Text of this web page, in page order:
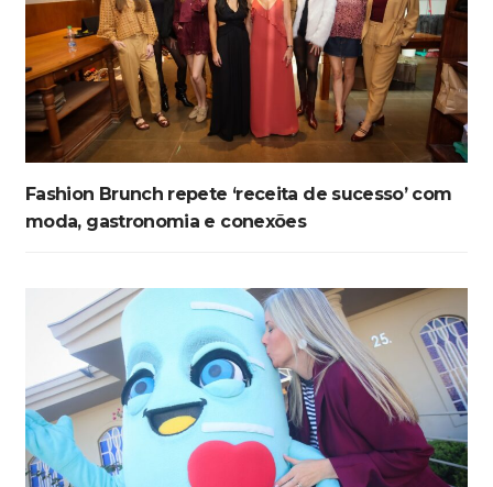
Fashion Brunch repete ‘receita de sucesso’ com
moda, gastronomia e conexões